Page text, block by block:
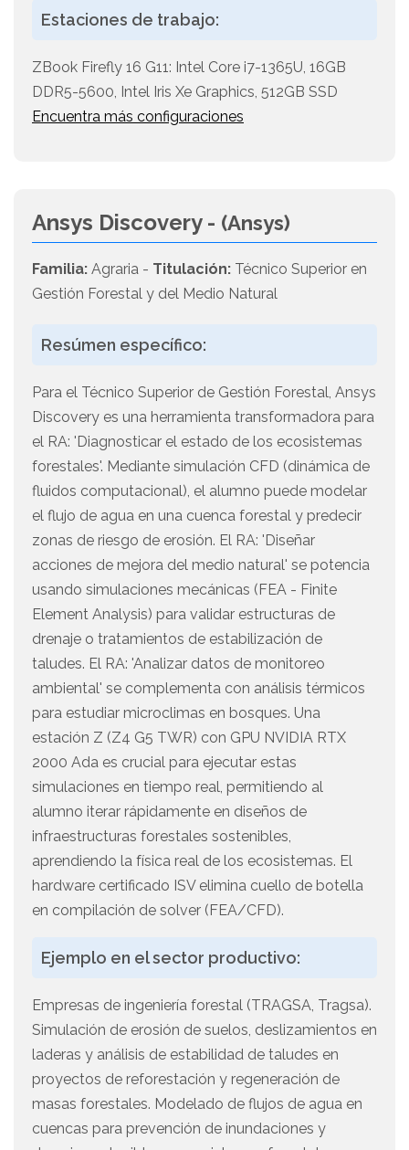
Estaciones de trabajo:
ZBook Firefly 16 G11: Intel Core i7-1365U, 16GB
DDR5-5600, Intel Iris Xe Graphics, 512GB SSD
Encuentra más configuraciones
Ansys Discovery - (Ansys)
Familia: Agraria - Titulación: Técnico Superior en
Gestión Forestal y del Medio Natural
Resúmen específico:
Para el Técnico Superior de Gestión Forestal, Ansys
Discovery es una herramienta transformadora para
el RA: 'Diagnosticar el estado de los ecosistemas
forestales'. Mediante simulación CFD (dinámica de
fluidos computacional), el alumno puede modelar
el flujo de agua en una cuenca forestal y predecir
zonas de riesgo de erosión. El RA: 'Diseñar
acciones de mejora del medio natural' se potencia
usando simulaciones mecánicas (FEA - Finite
Element Analysis) para validar estructuras de
drenaje o tratamientos de estabilización de
taludes. El RA: 'Analizar datos de monitoreo
ambiental' se complementa con análisis térmicos
para estudiar microclimas en bosques. Una
estación Z (Z4 G5 TWR) con GPU NVIDIA RTX
2000 Ada es crucial para ejecutar estas
simulaciones en tiempo real, permitiendo al
alumno iterar rápidamente en diseños de
infraestructuras forestales sostenibles,
aprendiendo la física real de los ecosistemas. El
hardware certificado ISV elimina cuello de botella
en compilación de solver (FEA/CFD).
Ejemplo en el sector productivo:
Empresas de ingeniería forestal (TRAGSA, Tragsa).
Simulación de erosión de suelos, deslizamientos en
laderas y análisis de estabilidad de taludes en
proyectos de reforestación y regeneración de
masas forestales. Modelado de flujos de agua en
cuencas para prevención de inundaciones y